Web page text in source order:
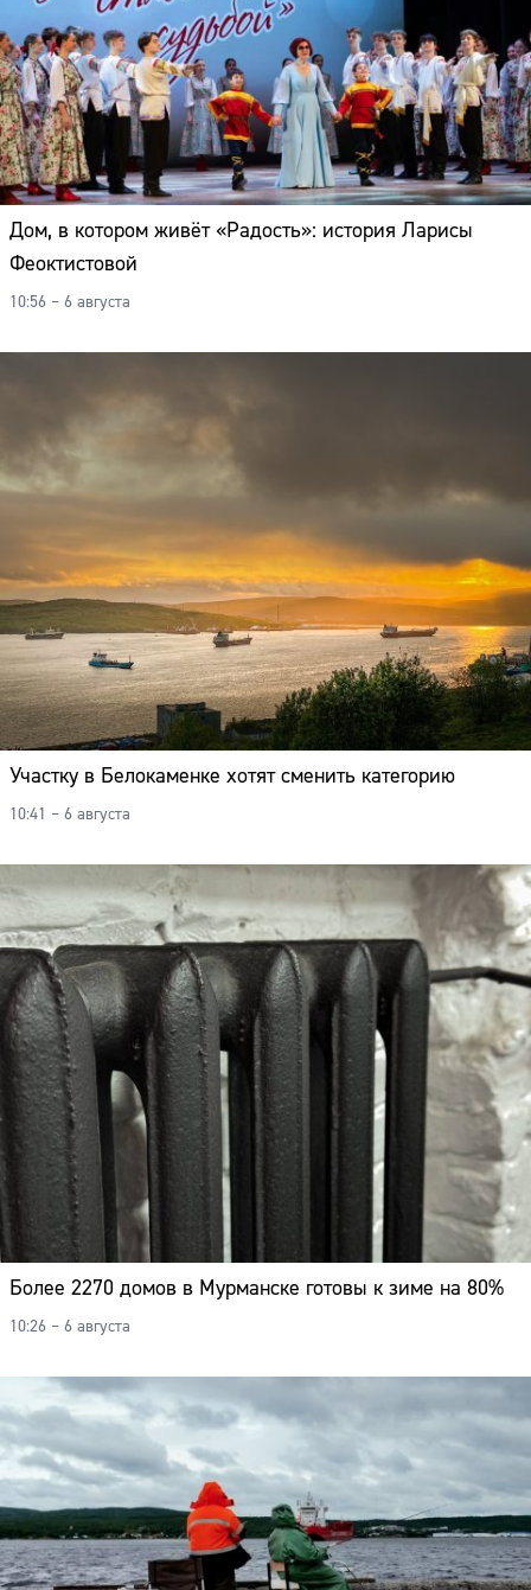
Дом, в котором живёт «Радость»: история Ларисы
Феоктистовой
10:56 – 6 августа
Участку в Белокаменке хотят сменить категорию
10:41 – 6 августа
Более 2270 домов в Мурманске готовы к зиме на 80%
10:26 – 6 августа